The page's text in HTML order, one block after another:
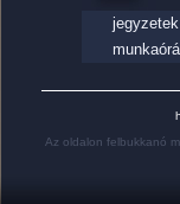
Az oldalon felbukkanó